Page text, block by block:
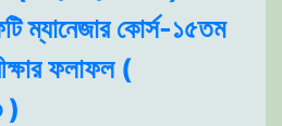
ম্যানেজার কোর্স-১৫তম
ফলাফল (
)